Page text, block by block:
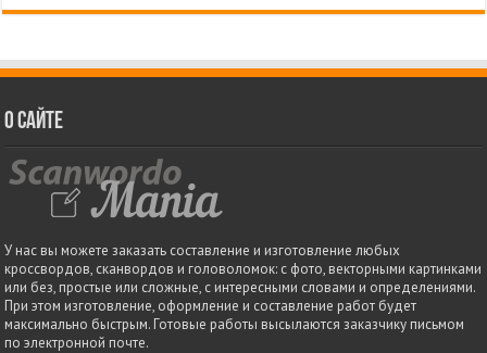
О сайте
У нас вы можете заказать составление и изготовление любых
кроссвордов, сканвордов и головоломок: с фото, векторными картинками
или без, простые или сложные, с интересными словами и определениями.
При этом изготовление, оформление и составление работ будет
максимально быстрым. Готовые работы высылаются заказчику письмом
по электронной почте.